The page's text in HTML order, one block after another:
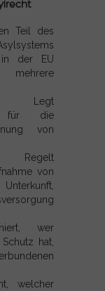
Teil des
in der EU
mehrere
Legt
für die
von
Regelt
von
wer
hat,
welcher